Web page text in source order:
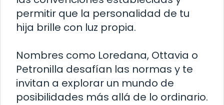
permitir que la personalidad de tu
hija brille con luz propia.
Nombres como Loredana, Ottavia o
Petronilla desafían las normas y te
invitan a explorar un mundo de
posibilidades más allá de lo ordinario.